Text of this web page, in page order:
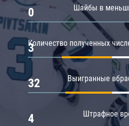
Шайбы в
0
Количество полученных
3
Выигранные
32
Штрафное
4